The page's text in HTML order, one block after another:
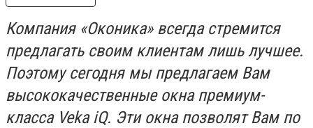
Компания «Оконика» всегда стремится
предлагать своим клиентам лишь лучшее.
Поэтому сегодня мы предлагаем Вам
высококачественные окна премиум-
класса Veka iQ. Эти окна позволят Вам по